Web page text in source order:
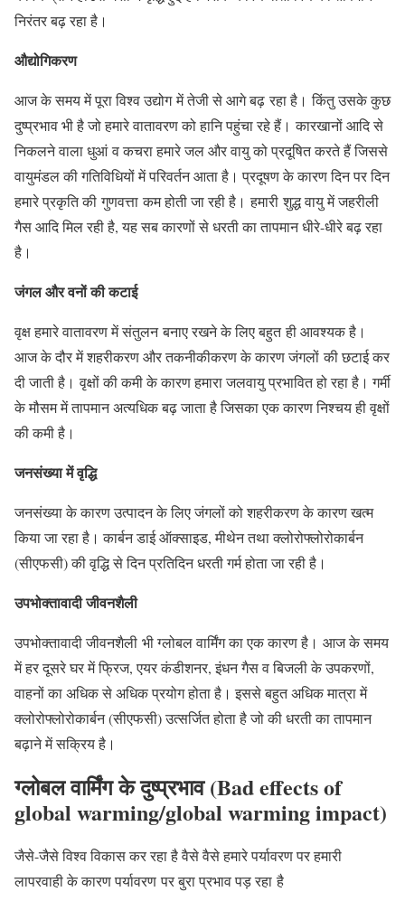
निरंतर बढ़ रहा है।
औद्योगिकरण
आज के समय में पूरा विश्व उद्योग में तेजी से आगे बढ़ रहा है। किंतु उसके कुछ
दुष्प्रभाव भी है जो हमारे वातावरण को हानि पहुंचा रहे हैं। कारखानों आदि से
निकलने वाला धुआं व कचरा हमारे जल और वायु को प्रदूषित करते हैं जिससे
वायुमंडल की गतिविधियों में परिवर्तन आता है। प्रदूषण के कारण दिन पर दिन
हमारे प्रकृति की गुणवत्ता कम होती जा रही है। हमारी शुद्ध वायु में जहरीली
गैस आदि मिल रही है, यह सब कारणों से धरती का तापमान धीरे-धीरे बढ़ रहा
है।
जंगल और वनों की कटाई
वृक्ष हमारे वातावरण में संतुलन बनाए रखने के लिए बहुत ही आवश्यक है।
आज के दौर में शहरीकरण और तकनीकीकरण के कारण जंगलों की छटाई कर
दी जाती है। वृक्षों की कमी के कारण हमारा जलवायु प्रभावित हो रहा है। गर्मी
के मौसम में तापमान अत्यधिक बढ़ जाता है जिसका एक कारण निश्चय ही वृक्षों
की कमी है।
जनसंख्या में वृद्धि
जनसंख्या के कारण उत्पादन के लिए जंगलों को शहरीकरण के कारण खत्म
किया जा रहा है। कार्बन डाई ऑक्साइड, मीथेन तथा क्लोरोफ्लोरोकार्बन
(सीएफसी) की वृद्धि से दिन प्रतिदिन धरती गर्म होता जा रही है।
उपभोक्तावादी जीवनशैली
उपभोक्तावादी जीवनशैली भी ग्लोबल वार्मिंग का एक कारण है। आज के समय
में हर दूसरे घर में फ्रिज, एयर कंडीशनर, इंधन गैस व बिजली के उपकरणों,
वाहनों का अधिक से अधिक प्रयोग होता है। इससे बहुत अधिक मात्रा में
क्लोरोफ्लोरोकार्बन (सीएफसी) उत्सर्जित होता है जो की धरती का तापमान
बढ़ाने में सक्रिय है।
ग्लोबल वार्मिंग के दुष्प्रभाव (Bad effects of
global warming/global warming impact)
जैसे-जैसे विश्व विकास कर रहा है वैसे वैसे हमारे पर्यावरण पर हमारी
लापरवाही के कारण पर्यावरण पर बुरा प्रभाव पड़ रहा है